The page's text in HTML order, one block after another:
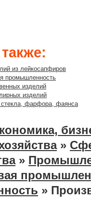
из лейкосапфиров
промышленность
изделий
изделий
стекла, фарфора, фаянса
»
»
»